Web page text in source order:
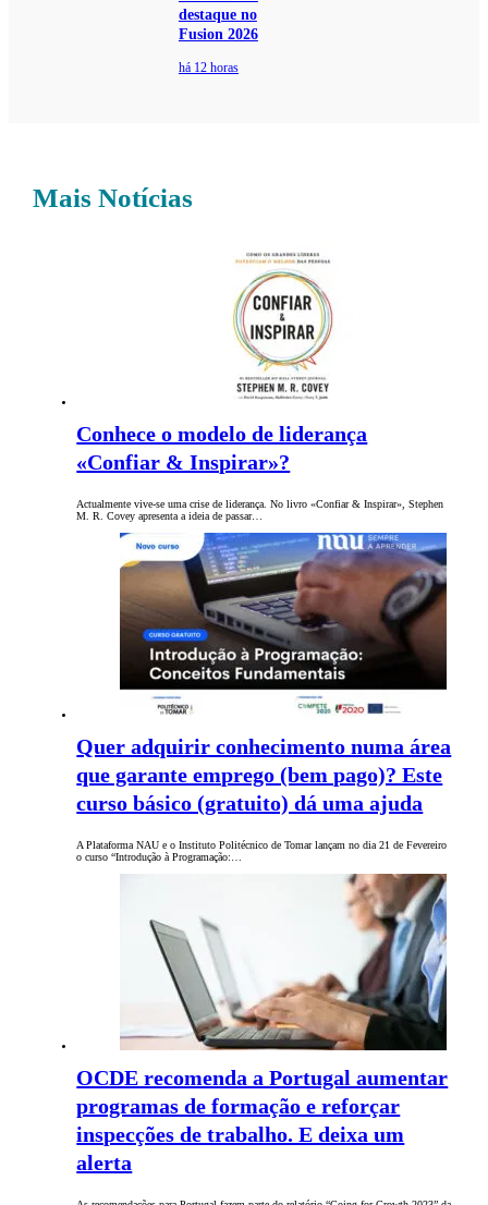
destaque no
Fusion 2026
há 12 horas
Mais Notícias
Conhece o modelo de liderança
«Confiar & Inspirar»?
Actualmente vive-se uma crise de liderança. No livro «Confiar & Inspirar», Stephen
M. R. Covey apresenta a ideia de passar…
Quer adquirir conhecimento numa área
que garante emprego (bem pago)? Este
curso básico (gratuito) dá uma ajuda
A Plataforma NAU e o Instituto Politécnico de Tomar lançam no dia 21 de Fevereiro
o curso “Introdução à Programação:…
OCDE recomenda a Portugal aumentar
programas de formação e reforçar
inspecções de trabalho. E deixa um
alerta